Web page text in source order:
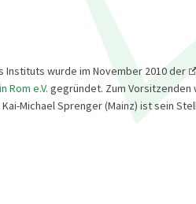
Instituts wurde im November 2010 der
Rom e.V. gegründet. Zum Vorsitzenden
Michael Sprenger (Mainz) ist sein